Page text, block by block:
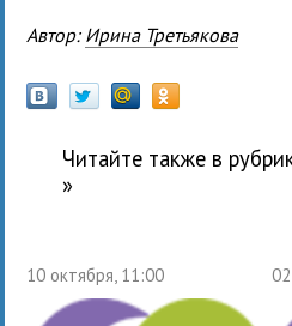
Автор: Ирина Третьякова
Читайте также в
»
10 октября, 11:00